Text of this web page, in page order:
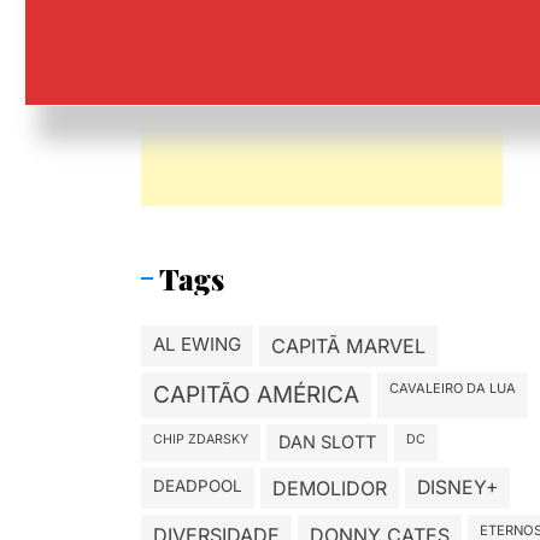
Tags
AL EWING CAPITÃ MARVEL
CAPITÃO AMÉRICA CAVALEIRO DA LUA
CHIP ZDARSKY DAN SLOTT DC
DEADPOOL DEMOLIDOR DISNEY+
DIVERSIDADE DONNY CATES